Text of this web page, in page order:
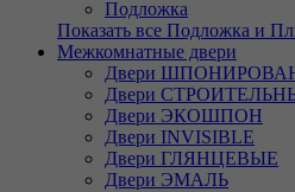
Подложка
Показать все Подложка и
Межкомнатные двери
Двери
Двери
Двери ЭКОШПОН
Двери INVISIBLE
Двери ГЛЯНЦЕВЫЕ
Двери ЭМАЛЬ